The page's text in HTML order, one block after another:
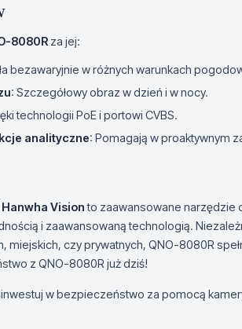
8080R za jej:
bezawaryjnie w różnych warunkach
: Szczegółowy obraz w dzień i w nocy.
technologii PoE i portowi CVBS.
analityczne: Pomagają w proaktywnym
Hanwha Visionto zaawansowane narzędzie
i zaawansowaną technologią.
miejskich, czy prywatnych, QNO-8080R
z QNO-8080R już dziś!
w bezpieczeństwo za pomocą